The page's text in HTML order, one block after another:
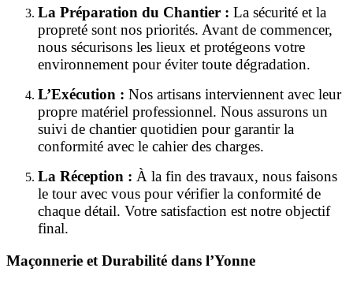
La Préparation du Chantier : La sécurité et la
propreté sont nos priorités. Avant de commencer,
nous sécurisons les lieux et protégeons votre
environnement pour éviter toute dégradation.
L’Exécution : Nos artisans interviennent avec leur
propre matériel professionnel. Nous assurons un
suivi de chantier quotidien pour garantir la
conformité avec le cahier des charges.
La Réception : À la fin des travaux, nous faisons
le tour avec vous pour vérifier la conformité de
chaque détail. Votre satisfaction est notre objectif
final.
Maçonnerie et Durabilité dans l’Yonne